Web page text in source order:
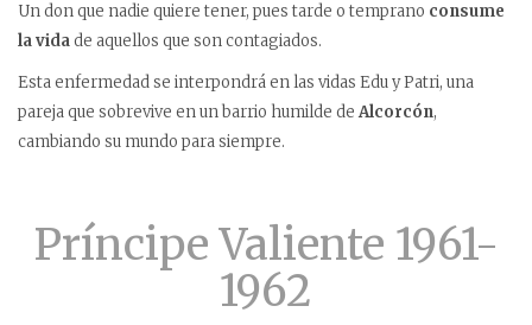
Un don que nadie quiere tener, pues tarde o temprano consume
la vidade aquellos que son contagiados.
Esta enfermedad se interpondrá en las vidas Edu y Patri, una
pareja que sobrevive en un barrio humilde deAlcorcón,
cambiando su mundo para siempre.
Príncipe Valiente 1961-
1962